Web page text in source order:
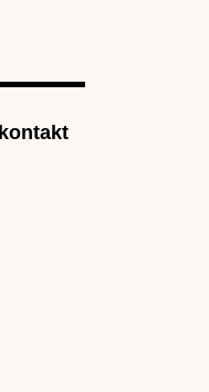
kontakt